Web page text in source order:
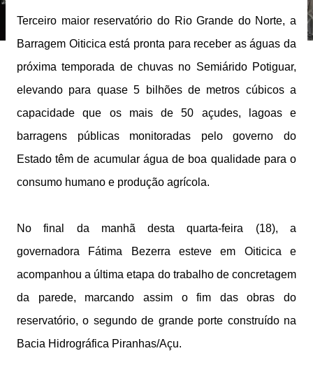
Terceiro maior reservatório do Rio Grande do Norte, a
Barragem Oiticica está pronta para receber as águas da
próxima temporada de chuvas no Semiárido Potiguar,
elevando para quase 5 bilhões de metros cúbicos a
capacidade que os mais de 50 açudes, lagoas e
barragens públicas monitoradas pelo governo do
Estado têm de acumular água de boa qualidade para o
consumo humano e produção agrícola.
No final da manhã desta quarta-feira (18), a
governadora Fátima Bezerra esteve em Oiticica e
acompanhou a última etapa do trabalho de concretagem
da parede, marcando assim o fim das obras do
reservatório, o segundo de grande porte construído na
Bacia Hidrográfica Piranhas/Açu.